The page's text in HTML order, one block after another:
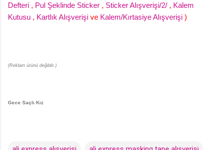
Defteri , Pul Şeklinde Sticker , Sticker Alışverişi/2/ , Kalem
Kutusu , Kartlık Alışverişi ve Kalem/Kırtasiye Alışverişi )
(Reklam ürünü değildir.)
Gece Saçlı Kız